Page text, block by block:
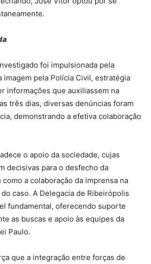
foi impulsionada pela
imagem pela Polícia Civil, estratégia
informações que auxiliassem na
três dias, diversas denúncias foram
demonstrando a efetiva colaboração
o apoio da sociedade, cujas
decisivas para o desfecho da
a colaboração da imprensa na
caso. A Delegacia de Ribeirópolis
fundamental, oferecendo suporte
as buscas e apoio às equipes da
Paulo.
que a integração entre forças de